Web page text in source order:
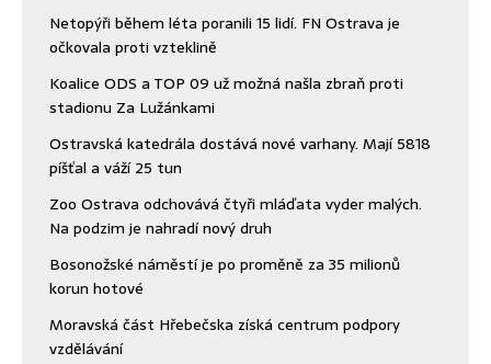
Netopýři během léta poranili 15 lidí. FN Ostrava je
očkovala proti vzteklině
Koalice ODS a TOP 09 už možná našla zbraň proti
stadionu Za Lužánkami
Ostravská katedrála dostává nové varhany. Mají 5818
píšťal a váží 25 tun
Zoo Ostrava odchovává čtyři mláďata vyder malých.
Na podzim je nahradí nový druh
Bosonožské náměstí je po proměně za 35 milionů
korun hotové
Moravská část Hřebečska získá centrum podpory
vzdělávání